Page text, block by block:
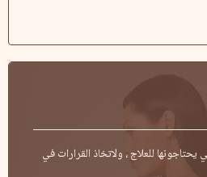
يحتاجونها للعلاج ، ولاتخاذ القرارات في